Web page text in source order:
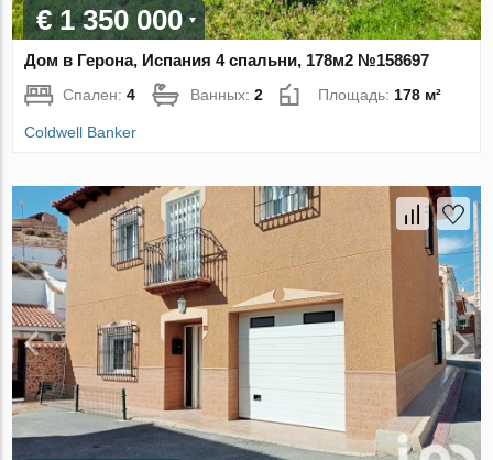
€ 1 350 000
Дом в Герона, Испания 4 спальни, 178м2 №158697
Спален:4 Ванных:2 Площадь: 178 м²
Coldwell Banker